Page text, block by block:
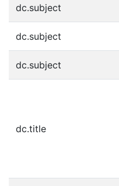
dc.subject
dc.subject
dc.subject
dc.title